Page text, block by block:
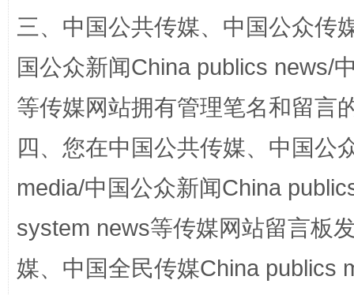
国家大学科技园优化重塑工作
三、中国公共传媒、中国公众传
国公众新闻China publics news/
等传媒网站拥有管理笔名和留言
四、您在中国公共传媒、中国公
media/中国公众新闻China
system news等传媒网站留言板
媒、中国全民传媒China publics